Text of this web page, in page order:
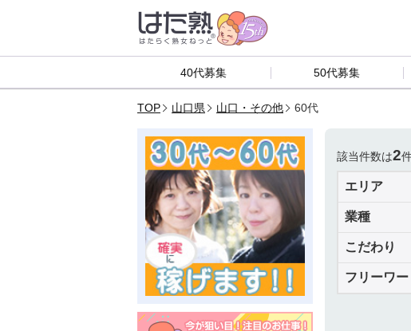
40代募集 50代募集
TOP 山口県 山口・その他 60代
該当件数は2
エリア
業種
こだわり
フリーワー